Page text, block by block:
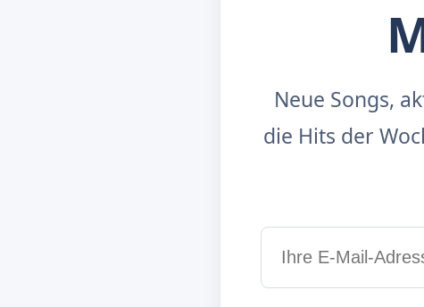
Neue Songs,
die Hits der